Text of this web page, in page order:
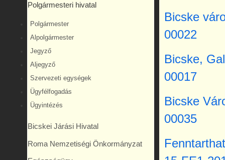
Polgármesteri hivatal
Polgármester
Alpolgármester
Jegyző
Aljegyző
Szervezeti egységek
Ügyfélfogadás
Ügyintézés
Bicskei Járási Hivatal
Roma Nemzetiségi Önkormányzat
Bicske
00022
Bicske,
00017
Bicske
00035